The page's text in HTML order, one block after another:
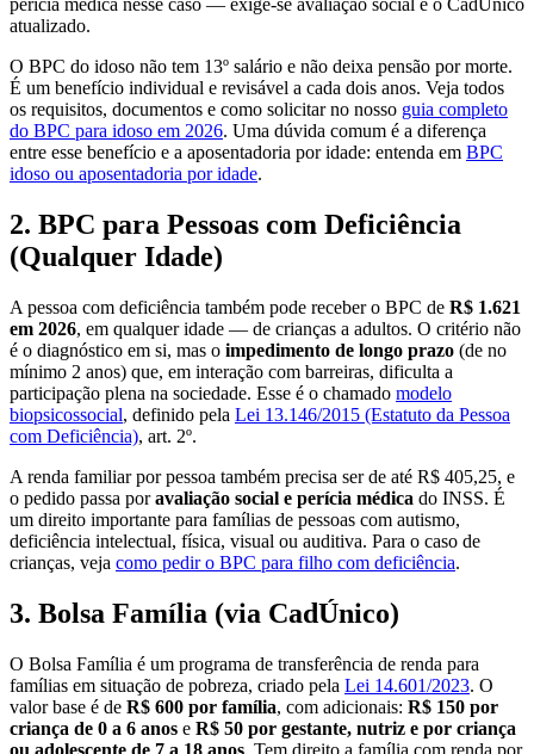
perícia médica nesse caso — exige-se avaliação social e o CadÚnico
atualizado.
O BPC do idoso não tem 13º salário e não deixa pensão por morte.
É um benefício individual e revisável a cada dois anos. Veja todos
os requisitos, documentos e como solicitar no nosso guia completo
do BPC para idoso em 2026. Uma dúvida comum é a diferença
entre esse benefício e a aposentadoria por idade: entenda em BPC
idoso ou aposentadoria por idade.
2. BPC para Pessoas com Deficiência
(Qualquer Idade)
A pessoa com deficiência também pode receber o BPC de R$ 1.621
em 2026, em qualquer idade — de crianças a adultos. O critério não
é o diagnóstico em si, mas o impedimento de longo prazo (de no
mínimo 2 anos) que, em interação com barreiras, dificulta a
participação plena na sociedade. Esse é o chamado modelo
biopsicossocial, definido pela Lei 13.146/2015 (Estatuto da Pessoa
com Deficiência), art. 2º.
A renda familiar por pessoa também precisa ser de até R$ 405,25, e
o pedido passa poravaliação social e perícia médica do INSS. É
um direito importante para famílias de pessoas com autismo,
deficiência intelectual, física, visual ou auditiva. Para o caso de
crianças, veja como pedir o BPC para filho com deficiência.
3. Bolsa Família (via CadÚnico)
O Bolsa Família é um programa de transferência de renda para
famílias em situação de pobreza, criado pela Lei 14.601/2023. O
valor base é de R$ 600 por família, com adicionais: R$ 150 por
criança de 0 a 6 anos e R$ 50 por gestante, nutriz e por criança
ou adolescente de 7 a 18 anos. Tem direito a família com renda por